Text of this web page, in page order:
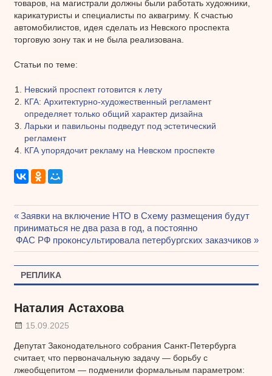
товаров, на магистрали должны были работать художники,
карикатуристы и специалисты по аквагриму. К счастью
автомобилистов, идея сделать из Невского проспекта
торговую зону так и не была реализована.
Статьи по теме:
Невский проспект готовится к лету
КГА: Архитектурно-художественный регламент
определяет только общий характер дизайна
Ларьки и павильоны подведут под эстетический
регламент
КГА упорядочит рекламу на Невском проспекте
Навигация
по
записям
Предыдущая
запись:
Заявки на включение НТО в Схему размещения будут
приниматься не два раза в год, а постоянно
Следующая
запись:
ФАС РФ проконсультировала петербургских заказчиков
РЕПЛИКА
Наталия Астахова
15.09.2025
Депутат Законодательного собрания Санкт-Петербурга
считает, что первоначальную задачу — борьбу с
лжеобщепитом — подменили формальным параметром: